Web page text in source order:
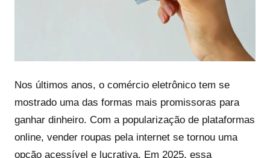
Nos últimos anos, o comércio eletrônico tem se
mostrado uma das formas mais promissoras para
ganhar dinheiro. Com a popularização de plataformas
online, vender roupas pela internet se tornou uma
opção acessível e lucrativa. Em 2025, essa